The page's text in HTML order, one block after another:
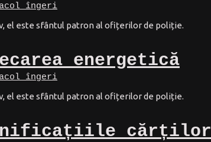
îngeri
el este sfântul patron al ofițerilor de poliție.
energetică
îngeri
el este sfântul patron al ofițerilor de poliție.
cărților